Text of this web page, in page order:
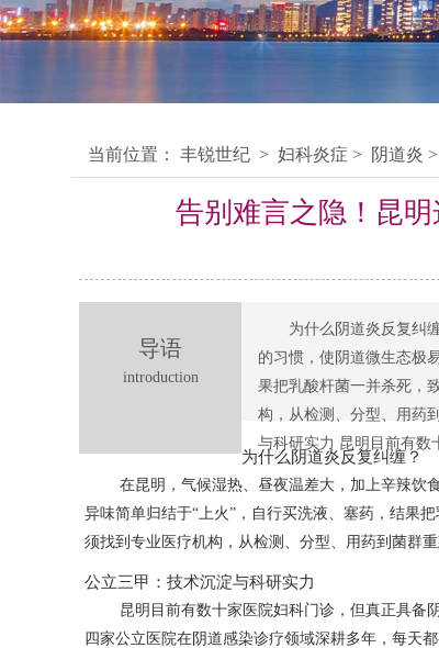
当前位置： 丰锐世纪 > 妇科炎症 > 阴道炎 >
告别难言之隐！昆
导语
introduction
为什么阴道炎反复纠
的习惯，使阴道微生态极
果把乳酸杆菌一并杀死，
构，从检测、分型、用药
与科研实力 昆明目前有数
为什么阴道炎反复纠缠？
在昆明，气候湿热、昼夜温差大，加上辛辣饮
异味简单归结于“上火”，自行买洗液、塞药，结果
须找到专业医疗机构，从检测、分型、用药到菌群
公立三甲：技术沉淀与科研实力
昆明目前有数十家医院妇科门诊，但真正具备
四家公立医院在阴道感染诊疗领域深耕多年，每天